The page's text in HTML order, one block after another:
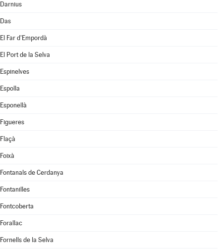
Darnius
Das
El Far d'Empordà
El Port de la Selva
Espinelves
Espolla
Esponellà
Figueres
Flaçà
Foixà
Fontanals de Cerdanya
Fontanilles
Fontcoberta
Forallac
Fornells de la Selva